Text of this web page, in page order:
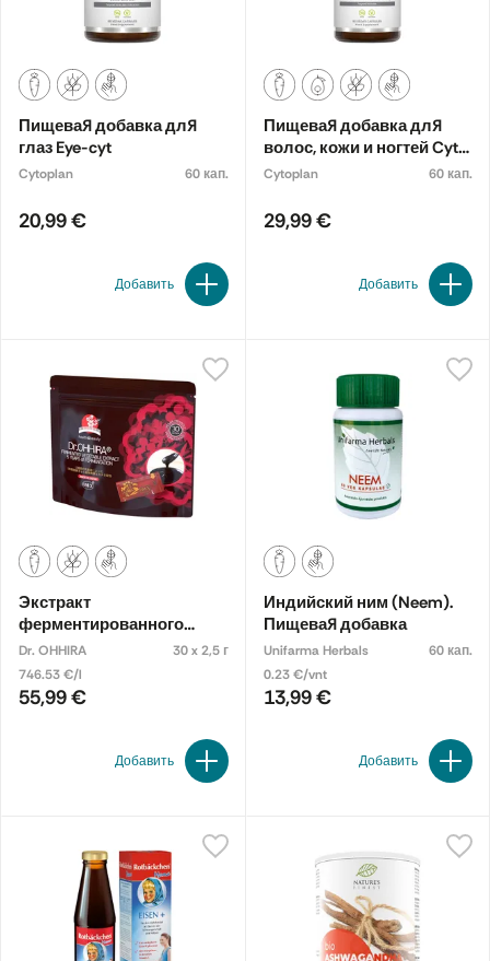
Пищевая добавка для
глаз Eye-cyt
Cytoplan 60 кап.
20,99 €
Добавить
Пищевая добавка для
волос, кожи и ногтей Cyto
Protect.
Cytoplan 60 кап.
29,99 €
Добавить
Экстракт
ферментированного
растения. Пищевая
добавка
Dr. OHHIRA
30 x 2,5 г
746.53 €/l
55,99 €
Добавить
Индийский ним (Neem).
Пищевая добавка
Unifarma Herbals
60 кап.
0.23 €/vnt
13,99 €
Добавить